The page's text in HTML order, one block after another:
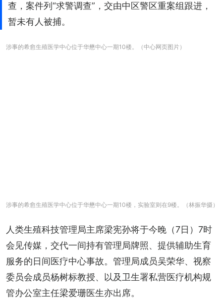
查，案件列“求警调查”，交由中区警区重案组跟进，
暂未有人被捕。
涉事的希愈生殖医学中心位于华懋中心一期10楼。（中心网页图片）
涉事的希愈生殖医学中心位于华懋中心一期10楼，实验室则在9楼。（林振华摄）
人类生殖科技管理局主席梁宪孙将于今晚（7日）7时
会见传媒，交代一间持有管理局牌照、提供辅助生育
服务的日间医疗中心事故。管理局成员吴荣华、视察
委员会成员杨树标教授、以及卫生署私营医疗机构规
管办公室主任梁爱珊医生亦出席。